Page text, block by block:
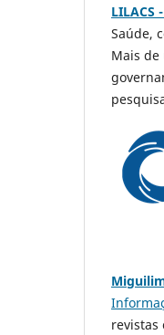
LILACS
Saúde,
Mais
revistas